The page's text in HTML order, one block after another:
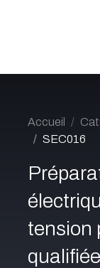
Accueil
SEC016
tension